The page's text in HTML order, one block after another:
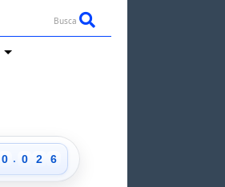
Busca
0
1
. 0
1
1
2
3
5
6
7